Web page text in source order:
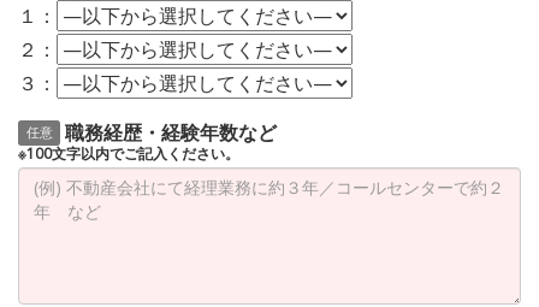
１：
２：
３：
任意 職務経歴・経験年数など
※100文字以内でご記入ください。